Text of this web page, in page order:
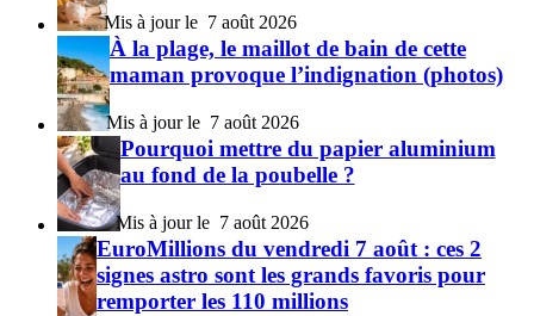
7 août 2026
À la plage, le maillot de bain de cette
maman provoque l’indignation (photos)
7 août 2026
Pourquoi mettre du papier aluminium
au fond de la poubelle ?
7 août 2026
EuroMillions du vendredi 7 août : ces 2
signes astro sont les grands favoris pour
remporter les 110 millions